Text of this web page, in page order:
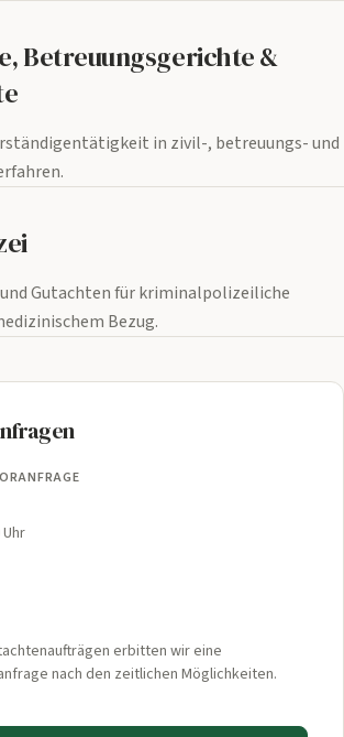
Betreuungsgerichte &
in zivil-, betreuungs- und
Gutachten für kriminalpolizeiliche
Bezug.
erbitten wir eine
nach den zeitlichen Möglichkeiten.